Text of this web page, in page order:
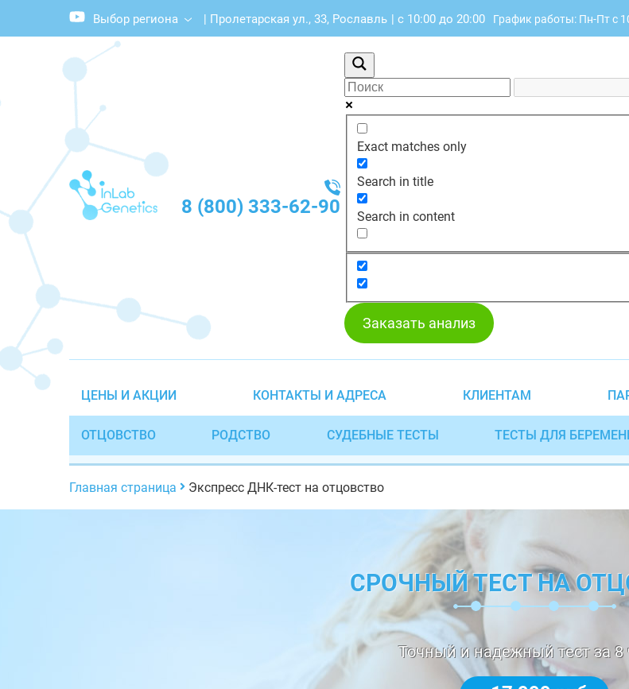
Выбор региона | Пролетарская ул., 33, Рославль | с 10:00 до 20:00 График работы: Пн-Пт с
8 (800) 333-62-90
Exact matches only
Search in title
Search in content
Заказать анализ
ЦЕНЫ И АКЦИИ КОНТАКТЫ И АДРЕСА КЛИЕНТАМ
ОТЦОВСТВО РОДСТВО СУДЕБНЫЕ ТЕСТЫ ТЕСТЫ ДЛЯ
Главная страница Экспресс ДНК-тест на отцовство
СРОЧНЫЙ ТЕСТ НА
Точный и надежный тест за 8